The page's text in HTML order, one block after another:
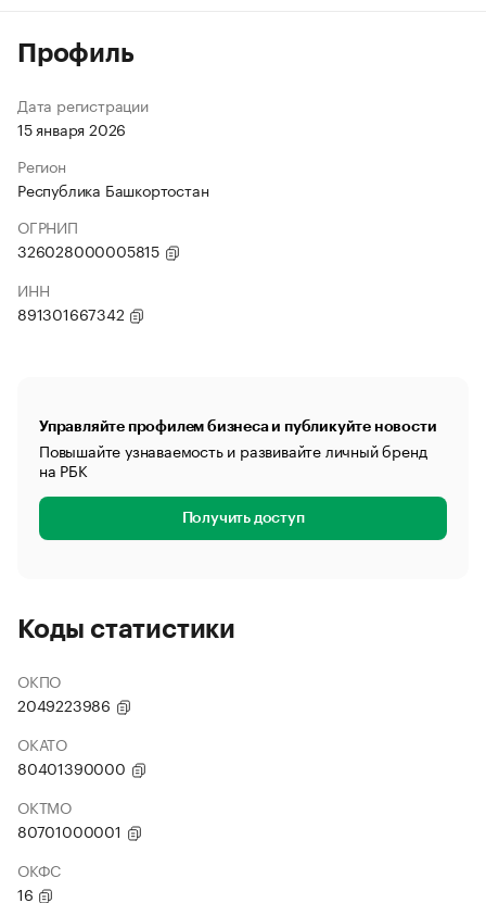
Профиль
Дата регистрации
15 января 2026
Регион
Республика Башкортостан
ОГРНИП
326028000005815
ИНН
891301667342
Управляйте профилем бизнеса и публикуйте новости
Повышайте узнаваемость и развивайте личный бренд
на РБК
Получить доступ
Коды статистики
ОКПО
2049223986
ОКАТО
80401390000
ОКТМО
80701000001
ОКФС
16